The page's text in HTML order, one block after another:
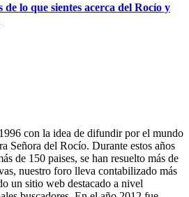
lo que sientes acerca del Rocío y
con la idea de difundir por el mundo
Señora del Rocío. Durante estos años
de 150 paises, se han resuelto más de
nuestro foro lleva contabilizado más
un sitio web destacado a nivel